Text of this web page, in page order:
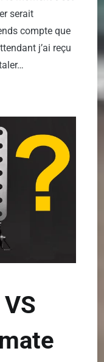
serait
compte que
j’ai reçu